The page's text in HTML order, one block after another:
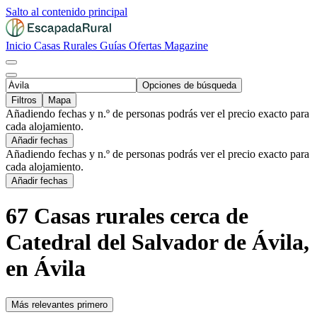
Salto al contenido principal
Inicio Casas Rurales Guías Ofertas Magazine
Opciones de búsqueda
Filtros
Mapa
Añadiendo fechas y n.º de personas podrás ver el precio exacto para
cada alojamiento.
Añadir fechas
Añadiendo fechas y n.º de personas podrás ver el precio exacto para
cada alojamiento.
Añadir fechas
67 Casas rurales cerca de
Catedral del Salvador de Ávila,
en Ávila
Más relevantes primero